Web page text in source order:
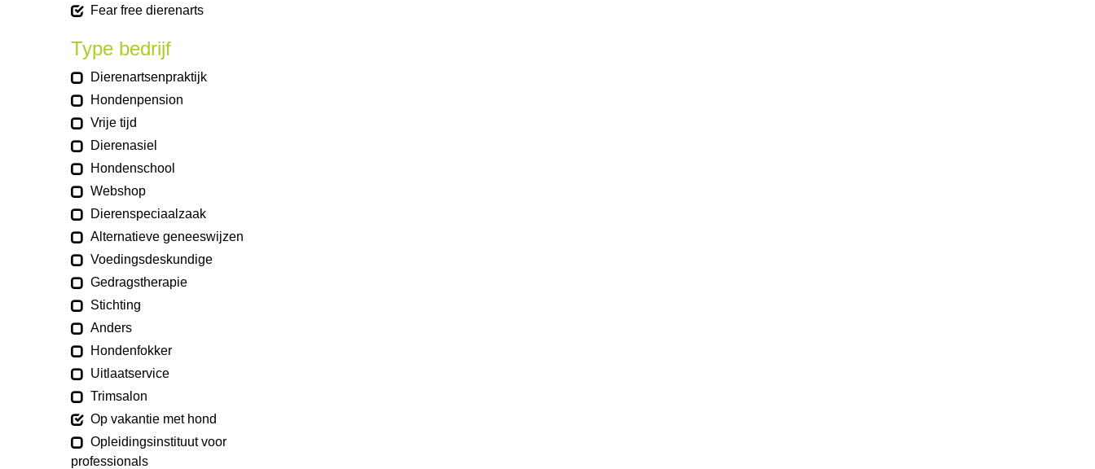
Fear free dierenarts
Type bedrijf
Dierenartsenpraktijk
Hondenpension
Vrije tijd
Dierenasiel
Hondenschool
Webshop
Dierenspeciaalzaak
Alternatieve geneeswijzen
Voedingsdeskundige
Gedragstherapie
Stichting
Anders
Hondenfokker
Uitlaatservice
Trimsalon
Op vakantie met hond
Opleidingsinstituut voor
professionals